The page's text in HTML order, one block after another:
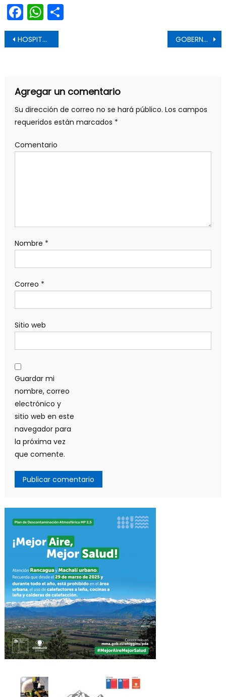
Facebook
WhatsApp
Navegación de entradas
HOSPITAL SAN FERNANDO IMPLEMENTA MEDIDAS RESTRICTIVAS ANTE AUMENTO DE CONTAGIOS POR COVID-19 GOBERNADORA REGIONAL DEL MAULE SE REUNIÓ CON DEPORTISTAS DESTACADOS DEL MOTOCROSS
Agregar un comentario
Su dirección de correo no se hará público. Los campos
requeridos están marcados *
Comentario
Nombre *
Correo *
Sitio web
Guardar mi
nombre, correo
electrónico y
sitio web en este
navegador para
la próxima vez
que comente.